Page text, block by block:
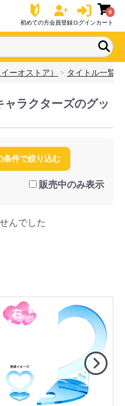
初めての方会員登録ログイン
0
カート
ーオストア） タイトル一覧
ラクターズのグッ
条件で絞り込む
販売中のみ表示
んでした